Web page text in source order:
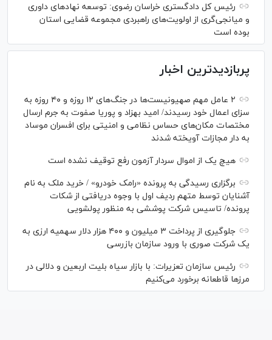
رئیس کل دادگستری خراسان رضوی: توسعه نهاد‌های داوری
و میانجی‌گری از اولویت‌های راهبردی مجموعه قضایی استان
بوده است
پربازدیدترین اخبار
۲ عامل مهم صهیونیست‌ها در جنگ‌های ۱۲ روزه و ۴۰ روزه به
سزای اعمال خود رسیدند/ امید بهزاد و پوریا صفوت به جرم ارسال
مختصات مکان‌های حساس نظامی و امنیتی برای افسران موساد
به دار مجازات آویخته شدند
هیچ یک از اموال سردار آزمون رفع توقیف نشده است
برگزاری رسیدگی به پرونده «رامک خودرو» / خرید ملک به نام
آشنایان توسط متهم ردیف اول با وجوه دریافتی از شکات
پرونده/ تاسیس شرکت پوششی به منظور پولشویی
جلوگیری از پرداخت ۳ میلیون و ۴۰۰ هزار دلار سهمیه ارزی به
یک شرکت صوری با ورود سازمان بازرسی
رئیس سازمان تعزیرات: با بازار سیاه بلیت اربعین و دلالی در
مرز‌ها قاطعانه برخورد می‌کنیم